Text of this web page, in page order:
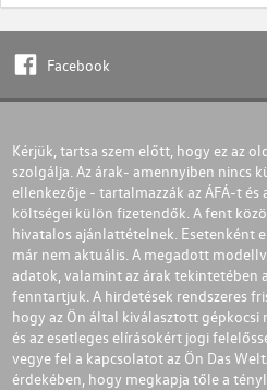
Facebook
Kérjük, tartsa szem előtt, hogy ez az
szolgálja. Az árak- amennyiben nincs
ellenkezője - tartalmazzák az ÁFÁ-t és
költségei külön fizetendők. A fent
hivatalos ajánlattételnek. Esetenként
már nem aktuális. A megadott
adatok, valamint az árak tekintetében
fenntartjuk. A hirdetések rendszeres
hogy az Ön által kiválasztott gépkocsi
és az esetleges elírásokért jogi
vegye fel a kapcsolatot az Ön Das
érdekében, hogy megkapja tőle a